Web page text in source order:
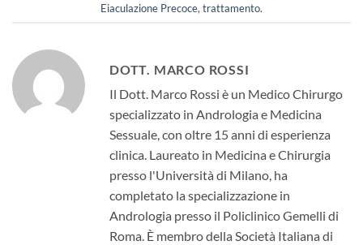
Eiaculazione Precoce, trattamento.
DOTT. MARCO ROSSI
Il Dott. Marco Rossi è un Medico Chirurgo
specializzato in Andrologia e Medicina
Sessuale, con oltre 15 anni di esperienza
clinica. Laureato in Medicina e Chirurgia
presso l'Università di Milano, ha
completato la specializzazione in
Andrologia presso il Policlinico Gemelli di
Roma. È membro della Società Italiana di